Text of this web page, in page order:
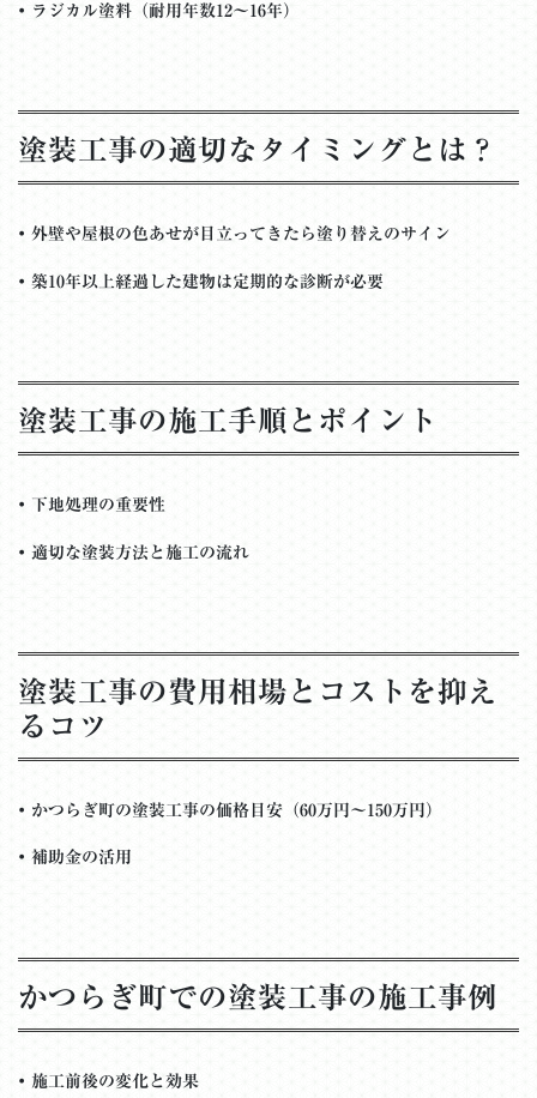
• ラジカル塗料（耐用年数12～16年）
塗装工事の適切なタイミングとは？
• 外壁や屋根の色あせが目立ってきたら塗り替えのサイン
• 築10年以上経過した建物は定期的な診断が必要
塗装工事の施工手順とポイント
• 下地処理の重要性
• 適切な塗装方法と施工の流れ
塗装工事の費用相場とコストを抑え
るコツ
• かつらぎ町の塗装工事の価格目安（60万円～150万円）
• 補助金の活用
かつらぎ町での塗装工事の施工事例
• 施工前後の変化と効果